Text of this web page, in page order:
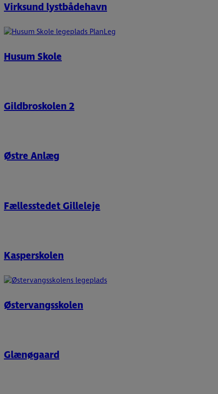
Virksund lystbådehavn
Husum Skole
Gildbroskolen 2
Østre Anlæg
Fællesstedet Gilleleje
Kasperskolen
Østervangsskolen
Glænøgaard